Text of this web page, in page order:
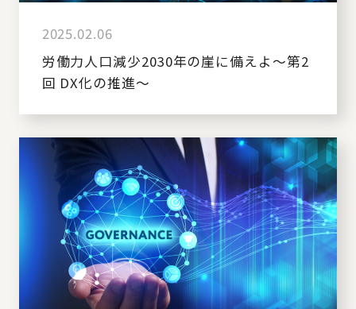
2025.02.06
労働力人口減少2030年の崖に備えよ～第2
回 DX化の推進～